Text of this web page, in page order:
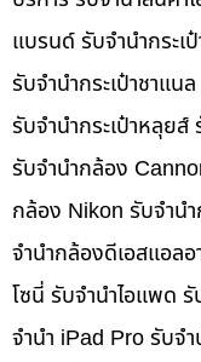
แบรนด์ รับจำนำกระเ
รับจำนำกระเป๋าชาแน
รับจำนำกระเป๋าหลุยส์
รับจำนำกล้อง
กล้อง Nikon รับจำน
จำนำกล้องดีเอสแอล
โซนี่ รับจำนำไอแพด
จำนำ iPad Pro รับจ